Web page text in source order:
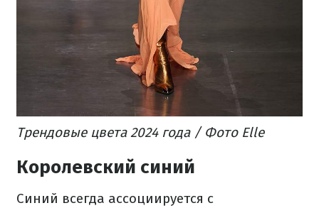
Трендовые цвета 2024 года / Фото Elle
Королевский синий
Синий всегда ассоциируется с